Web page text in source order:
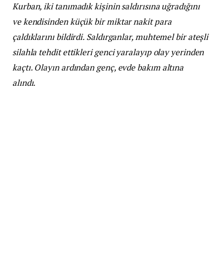
Kurban, iki tanımadık kişinin saldırısına uğradığını
ve kendisinden küçük bir miktar nakit para
çaldıklarını bildirdi. Saldırganlar, muhtemel bir ateşli
silahla tehdit ettikleri genci yaralayıp olay yerinden
kaçtı. Olayın ardından genç, evde bakım altına
alındı.